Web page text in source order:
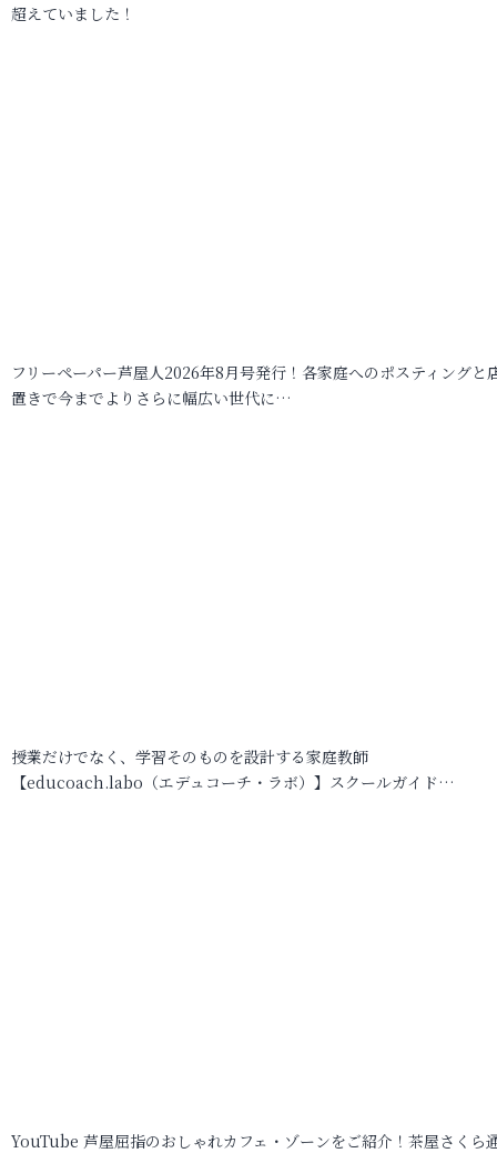
超えていました！
フリーペーパー芦屋人2026年8月号発行！各家庭へのポスティングと
置きで今までよりさらに幅広い世代に…
授業だけでなく、学習そのものを設計する家庭教師
【educoach.labo（エデュコーチ・ラボ）】スクールガイド…
YouTube 芦屋屈指のおしゃれカフェ・ゾーンをご紹介！茶屋さくら